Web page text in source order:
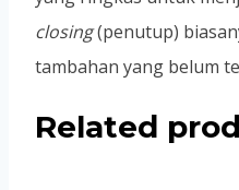
closing(penutup)
tambahan yang belum
Related